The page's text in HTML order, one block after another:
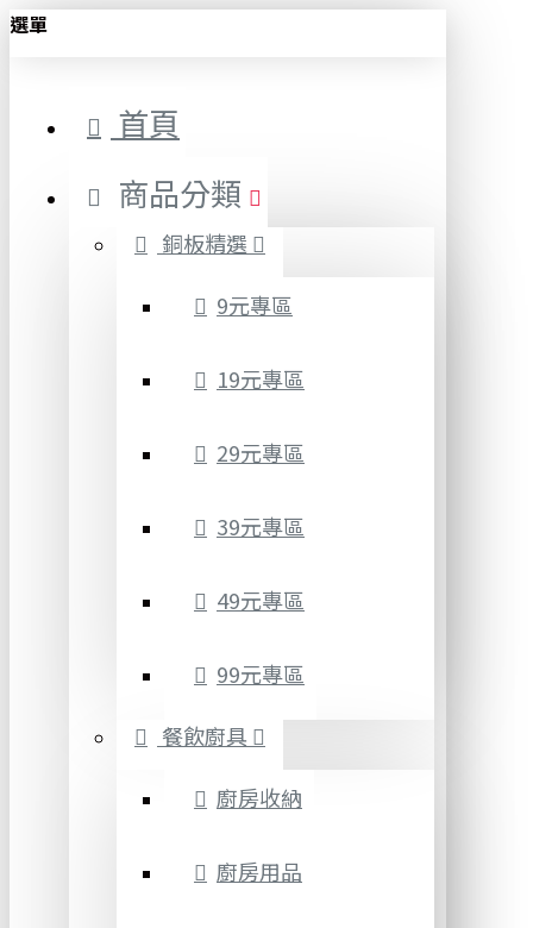
選單
首頁
商品分類
銅板精選
9元專區
19元專區
29元專區
39元專區
49元專區
99元專區
餐飲廚具
廚房收納
廚房用品